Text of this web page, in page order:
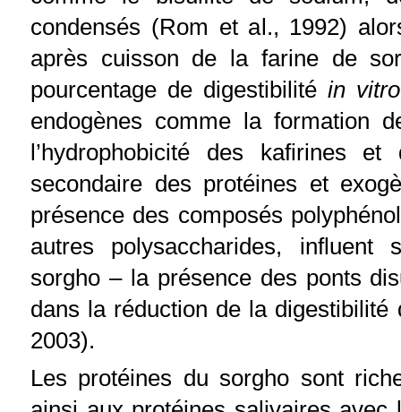
condensés (Rom et al., 1992)
après cuisson de la farine de
pourcentage de digestibilité in vitro
endogènes comme la formation
l’hydrophobicité des kafirines
secondaire des protéines et
présence des composés
autres polysaccharides,
sorgho – la présence des ponts
dans la réduction de la
2003).
Les protéines du sorgho sont